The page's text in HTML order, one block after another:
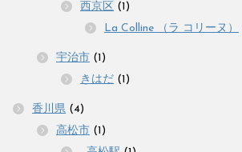
西京区 (1)
La Colline （ラ コリーヌ）
宇治市 (1)
きはだ (1)
香川県 (4)
高松市 (1)